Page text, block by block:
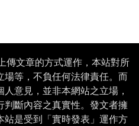
傳文章的方式運作，本站對所
等，不負任何法律責任。而
意見，並非本網站之立場，
判斷內容之真實性。發文者擁
是受到「實時發表」運作方